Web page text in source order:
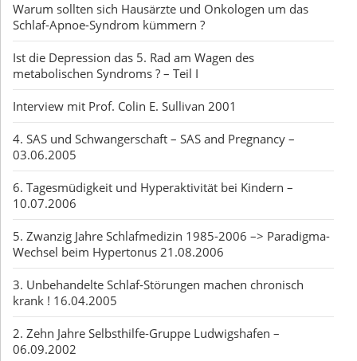
Warum sollten sich Hausärzte und Onkologen um das
Schlaf-Apnoe-Syndrom kümmern ?
Ist die Depression das 5. Rad am Wagen des
metabolischen Syndroms ? – Teil I
Interview mit Prof. Colin E. Sullivan 2001
4. SAS und Schwangerschaft – SAS and Pregnancy –
03.06.2005
6. Tagesmüdigkeit und Hyperaktivität bei Kindern –
10.07.2006
5. Zwanzig Jahre Schlafmedizin 1985-2006 –> Paradigma-
Wechsel beim Hypertonus 21.08.2006
3. Unbehandelte Schlaf-Störungen machen chronisch
krank ! 16.04.2005
2. Zehn Jahre Selbsthilfe-Gruppe Ludwigshafen –
06.09.2002